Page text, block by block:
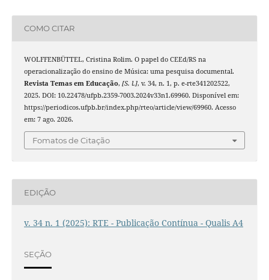
COMO CITAR
WOLFFENBÜTTEL, Cristina Rolim. O papel do CEEd/RS na
operacionalização do ensino de Música: uma pesquisa documental.
Revista Temas em Educação, [S. l.], v. 34, n. 1, p. e-rte341202522,
2025. DOI: 10.22478/ufpb.2359-7003.2024v33n1.69960. Disponível em:
https://periodicos.ufpb.br/index.php/rteo/article/view/69960. Acesso
em: 7 ago. 2026.
Fomatos de Citação
EDIÇÃO
v. 34 n. 1 (2025): RTE - Publicação Contínua - Qualis A4
SEÇÃO